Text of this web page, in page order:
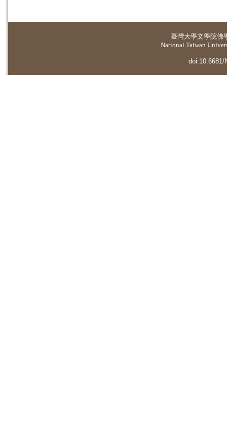
臺灣大學文學院佛
National Taiwan
doi:10.6681/